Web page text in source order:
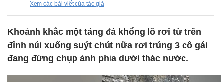
Xem các bài viết của tác giả
Khoảnh khắc một tảng đá khổng lồ rơi từ trên
đỉnh núi xuống suýt chút nữa rơi trúng 3 cô gái
đang đứng chụp ảnh phía dưới thác nước.